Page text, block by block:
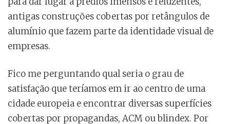
antigas construções cobertas por retângulos de
alumínio que fazem parte da identidade visual de
empresas.
Fico me perguntando qual seria o grau de
satisfação que teríamos em ir ao centro de uma
cidade europeia e encontrar diversas superfícies
cobertas por propagandas, ACM ou blindex. Por